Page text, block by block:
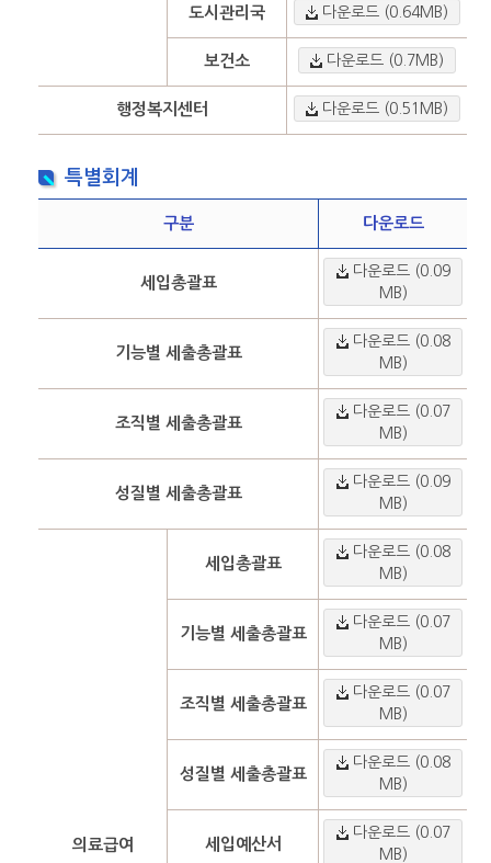
도시관리국 다운로드 (0.64MB)
보건소 다운로드 (0.7MB)
행정복지센터 다운로드 (0.51MB)
특별회계
구분 다운로드
세입총괄표
다운로드 (0.09
MB)
기능별 세출총괄표
다운로드 (0.08
MB)
조직별 세출총괄표
다운로드 (0.07
MB)
성질별 세출총괄표
다운로드 (0.09
MB)
의료급여
세입총괄표
다운로드 (0.08
MB)
기능별 세출총괄표
다운로드 (0.07
MB)
조직별 세출총괄표
다운로드 (0.07
MB)
성질별 세출총괄표
다운로드 (0.08
MB)
세입예산서
다운로드 (0.07
MB)